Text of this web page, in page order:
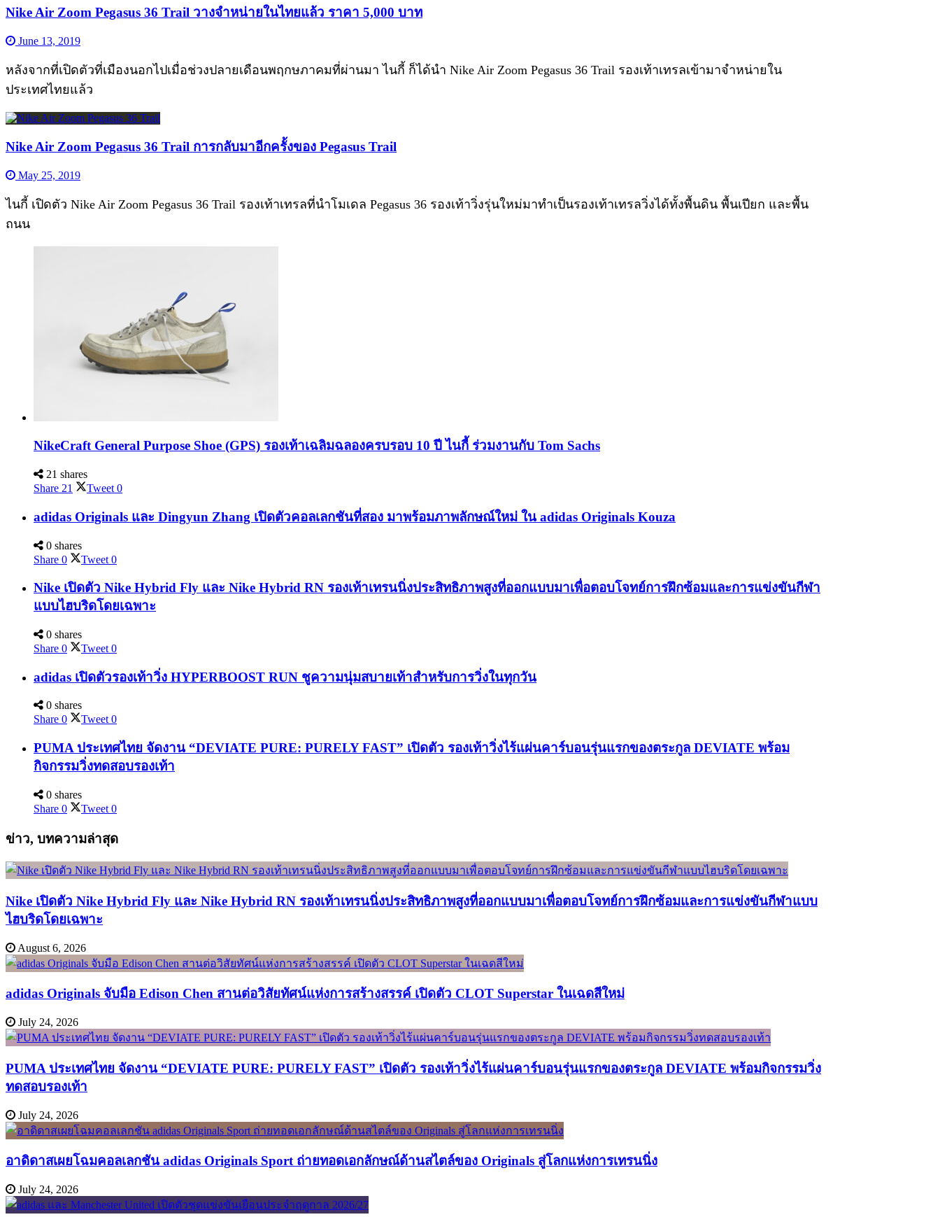
Nike Air Zoom Pegasus 36 Trail วางจำหน่ายในไทยแล้ว ราคา 5,000 บาท
June 13, 2019
หลังจากที่เปิดตัวที่เมืองนอกไปเมื่อช่วงปลายเดือนพฤกษภาคมที่ผ่านมา ไนกี้ ก็ได้นำ Nike Air Zoom Pegasus 36 Trail รองเท้าเทรลเข้ามาจำหน่ายใน
ประเทศไทยแล้ว
Nike Air Zoom Pegasus 36 Trail การกลับมาอีกครั้งของ Pegasus Trail
May 25, 2019
ไนกี้ เปิดตัว Nike Air Zoom Pegasus 36 Trail รองเท้าเทรลที่นำโมเดล Pegasus 36 รองเท้าวิ่งรุ่นใหม่มาทำเป็นรองเท้าเทรลวิ่งได้ทั้งพื้นดิน พื้นเปียก และพื้น
ถนน
NikeCraft General Purpose Shoe (GPS) รองเท้าเฉลิมฉลองครบรอบ 10 ปี ไนกี้ ร่วมงานกับ Tom Sachs
21 shares
Share 21 Tweet 0
adidas Originals และ Dingyun Zhang เปิดตัวคอลเลกชันที่สอง มาพร้อมภาพลักษณ์ใหม่ ใน adidas Originals Kouza
0 shares
Share 0 Tweet 0
Nike เปิดตัว Nike Hybrid Fly และ Nike Hybrid RN รองเท้าเทรนนิ่งประสิทธิภาพสูงที่ออกแบบมาเพื่อตอบโจทย์การฝึกซ้อมและการแข่งขันกีฬา
แบบไฮบริดโดยเฉพาะ
0 shares
Share 0 Tweet 0
adidas เปิดตัวรองเท้าวิ่ง HYPERBOOST RUN ชูความนุ่มสบายเท้าสำหรับการวิ่งในทุกวัน
0 shares
Share 0 Tweet 0
PUMA ประเทศไทย จัดงาน “DEVIATE PURE: PURELY FAST” เปิดตัว รองเท้าวิ่งไร้แผ่นคาร์บอนรุ่นแรกของตระกูล DEVIATE พร้อม
กิจกรรมวิ่งทดสอบรองเท้า
0 shares
Share 0 Tweet 0
ข่าว, บทความล่าสุด
Nike เปิดตัว Nike Hybrid Fly และ Nike Hybrid RN รองเท้าเทรนนิ่งประสิทธิภาพสูงที่ออกแบบมาเพื่อตอบโจทย์การฝึกซ้อมและการแข่งขันกีฬาแบบ
ไฮบริดโดยเฉพาะ
August 6, 2026
adidas Originals จับมือ Edison Chen สานต่อวิสัยทัศน์แห่งการสร้างสรรค์ เปิดตัว CLOT Superstar ในเฉดสีใหม่
July 24, 2026
PUMA ประเทศไทย จัดงาน “DEVIATE PURE: PURELY FAST” เปิดตัว รองเท้าวิ่งไร้แผ่นคาร์บอนรุ่นแรกของตระกูล DEVIATE พร้อมกิจกรรมวิ่ง
ทดสอบรองเท้า
July 24, 2026
อาดิดาสเผยโฉมคอลเลกชัน adidas Originals Sport ถ่ายทอดเอกลักษณ์ด้านสไตล์ของ Originals สู่โลกแห่งการเทรนนิ่ง
July 24, 2026